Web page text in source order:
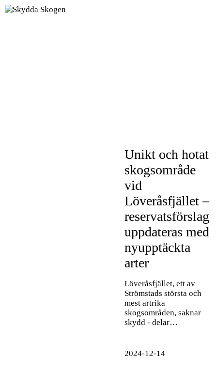
Unikt och hotat
skogsområde
vid
Löveråsfjället –
reservatsförslag
uppdateras med
nyupptäckta
arter
Löveråsfjället, ett av
Strömstads största och
mest artrika
skogsområden, saknar
skydd - delar…
2024-12-14